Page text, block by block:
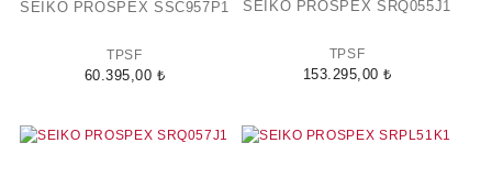
SEIKO PROSPEX SSC957P1
TPSF
60.395,00 ₺
SEIKO PROSPEX SRQ055J1
TPSF
153.295,00 ₺